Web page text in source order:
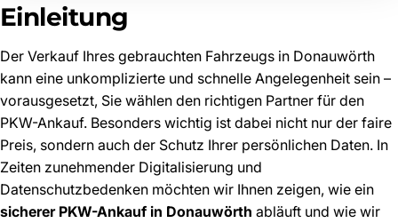
Einleitung
Der Verkauf Ihres gebrauchten Fahrzeugs in Donauwörth
kann eine unkomplizierte und schnelle Angelegenheit sein –
vorausgesetzt, Sie wählen den richtigen Partner für den
PKW-Ankauf. Besonders wichtig ist dabei nicht nur der faire
Preis, sondern auch der Schutz Ihrer persönlichen Daten. In
Zeiten zunehmender Digitalisierung und
Datenschutzbedenken möchten wir Ihnen zeigen, wie ein
sicherer PKW-Ankauf in Donauwörth abläuft und wie wir